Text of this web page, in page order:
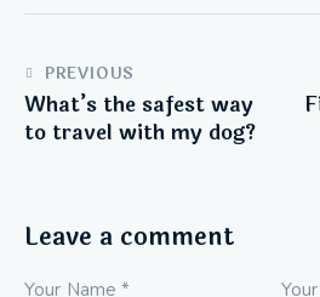
PREVIOUS
What’s the safest way
to travel with my dog?
Leave a comment